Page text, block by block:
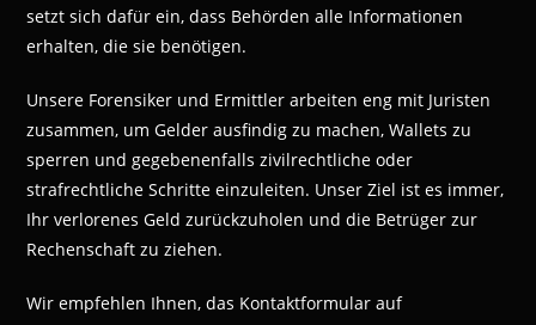
setzt sich dafür ein, dass Behörden alle Informationen
erhalten, die sie benötigen.
Unsere Forensiker und Ermittler arbeiten eng mit Juristen
zusammen, um Gelder ausfindig zu machen, Wallets zu
sperren und gegebenenfalls zivilrechtliche oder
strafrechtliche Schritte einzuleiten. Unser Ziel ist es immer,
Ihr verlorenes Geld zurückzuholen und die Betrüger zur
Rechenschaft zu ziehen.
Wir empfehlen Ihnen, das Kontaktformular auf